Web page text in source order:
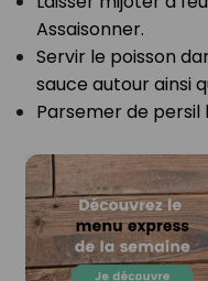
Assaisonner.⁣
Servir le poisson
sauce autour ainsi
Parsemer de persil